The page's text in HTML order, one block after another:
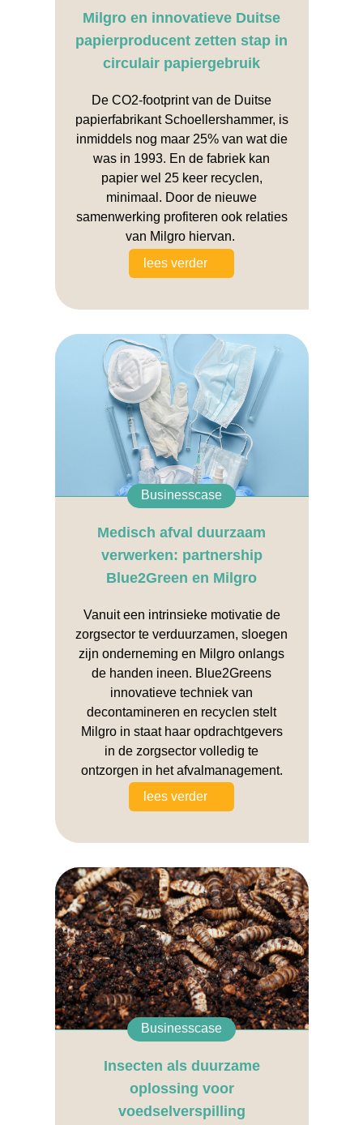
Milgro en innovatieve Duitse
papierproducent zetten stap in
circulair papiergebruik
De CO2-footprint van de Duitse
papierfabrikant Schoellershammer, is
inmiddels nog maar 25% van wat die
was in 1993. En de fabriek kan
papier wel 25 keer recyclen,
minimaal. Door de nieuwe
samenwerking profiteren ook relaties
van Milgro hiervan.
lees verder
Businesscase
Medisch afval duurzaam
verwerken: partnership
Blue2Green en Milgro
Vanuit een intrinsieke motivatie de
zorgsector te verduurzamen, sloegen
zijn onderneming en Milgro onlangs
de handen ineen. Blue2Greens
innovatieve techniek van
decontamineren en recyclen stelt
Milgro in staat haar opdrachtgevers
in de zorgsector volledig te
ontzorgen in het afvalmanagement.
lees verder
Businesscase
Insecten als duurzame
oplossing voor
voedselverspilling